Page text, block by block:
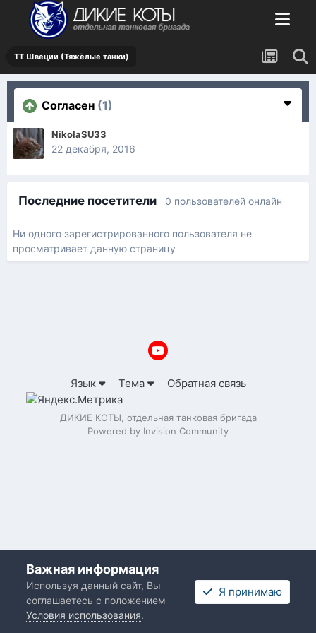
ТТ Швеции (Тяжёлые танки)
Согласен (1)
NikolaSU33
22 декабря, 2016
Последние посетители 0 пользователей онлайн
Ни одного зарегистрированного пользователя не
просматривает данную страницу
Язык Тема Обратная связь
ДИКИЕ КОТЫ, отдельная танковая бригада
Powered by Invision Community
Важная информация
Используя данный сайт, Вы
соглашаетесь с положением
Условия использования.
Я принимаю